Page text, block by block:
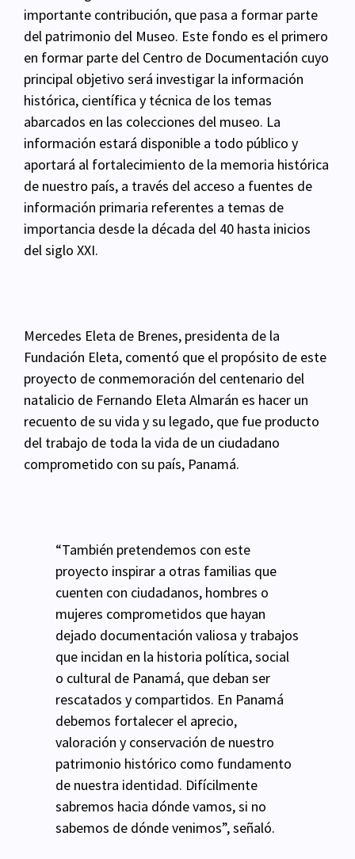
importante contribución, que pasa a formar parte
del patrimonio del Museo. Este fondo es el primero
en formar parte del Centro de Documentación cuyo
principal objetivo será investigar la información
histórica, científica y técnica de los temas
abarcados en las colecciones del museo. La
información estará disponible a todo público y
aportará al fortalecimiento de la memoria histórica
de nuestro país, a través del acceso a fuentes de
información primaria referentes a temas de
importancia desde la década del 40 hasta inicios
del siglo XXI.
Mercedes Eleta de Brenes, presidenta de la
Fundación Eleta, comentó que el propósito de este
proyecto de conmemoración del centenario del
natalicio de Fernando Eleta Almarán es hacer un
recuento de su vida y su legado, que fue producto
del trabajo de toda la vida de un ciudadano
comprometido con su país, Panamá.
“También pretendemos con este
proyecto inspirar a otras familias que
cuenten con ciudadanos, hombres o
mujeres comprometidos que hayan
dejado documentación valiosa y trabajos
que incidan en la historia política, social
o cultural de Panamá, que deban ser
rescatados y compartidos. En Panamá
debemos fortalecer el aprecio,
valoración y conservación de nuestro
patrimonio histórico como fundamento
de nuestra identidad. Difícilmente
sabremos hacia dónde vamos, si no
sabemos de dónde venimos”, señaló.